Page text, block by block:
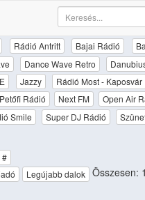
Rádió Antritt Bajai Rádió
Dance Wave Retro
Jazzy Rádió Most - Kaposvár
Petőfi Rádió Next FM Open Air
Smile Super DJ Rádió
#
Legújabb dalok Összesen: